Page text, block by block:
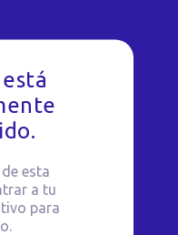
esta
a tu
para